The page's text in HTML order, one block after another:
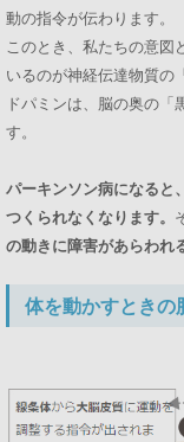
動の指令が伝わります。
このとき、私たちの意図
いるのが神経伝達物質の
ドパミンは、脳の奥の「
す。
パーキンソン病になると
つくられなくなります。
の動きに障害があらわれ
体を動かすときの